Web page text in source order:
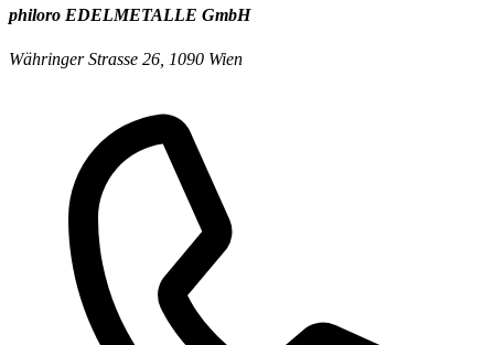
philoro EDELMETALLE GmbH
Währinger Strasse 26, 1090 Wien